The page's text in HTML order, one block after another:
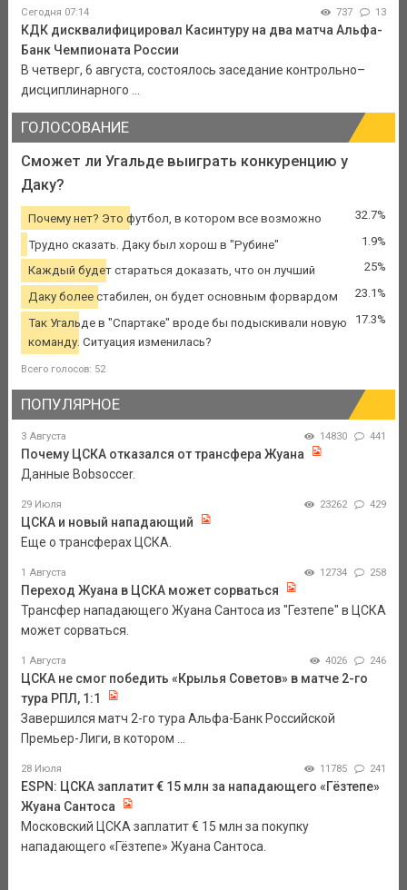
Сегодня 07:14 737 13
КДК дисквалифицировал Касинтуру на два матча Альфа-
Банк Чемпионата России
В четверг, 6 августа, состоялось заседание контрольно–
дисциплинарного ...
ГОЛОСОВАНИЕ
Сможет ли Угальде выиграть конкуренцию у
Даку?
Почему нет? Это футбол, в котором все возможно 32.7%
Трудно сказать. Даку был хорош в "Рубине" 1.9%
Каждый будет стараться доказать, что он лучший 25%
Даку более стабилен, он будет основным форвардом 23.1%
Так Угальде в "Спартаке" вроде бы подыскивали новую
команду. Ситуация изменилась?
17.3%
Всего голосов: 52
ПОПУЛЯРНОЕ
3 Августа 14830 441
Почему ЦСКА отказался от трансфера Жуана
Данные Bobsoccer.
29 Июля 23262 429
ЦСКА и новый нападающий
Еще о трансферах ЦСКА.
1 Августа 12734 258
Переход Жуана в ЦСКА может сорваться
Трансфер нападающего Жуана Сантоса из "Гезтепе" в ЦСКА
может сорваться.
1 Августа 4026 246
ЦСКА не смог победить «Крылья Советов» в матче 2-го
тура РПЛ, 1:1
Завершился матч 2-го тура Альфа-Банк Российской
Премьер-Лиги, в котором ...
28 Июля 11785 241
ESPN: ЦСКА заплатит € 15 млн за нападающего «Гёзтепе»
Жуана Сантоса
Московский ЦСКА заплатит € 15 млн за покупку
нападающего «Гёзтепе» Жуана Сантоса.